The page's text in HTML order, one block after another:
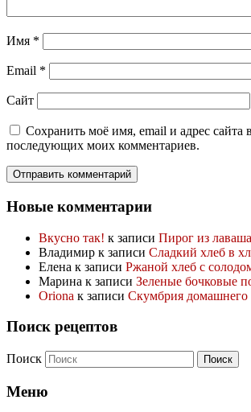
Имя *
Email *
Сайт
Сохранить моё имя, email и адрес сайта
последующих моих комментариев.
Новые комментарии
Вкусно так! к записи Пирог из лаваша
Владимир к записи Сладкий хлеб в
Елена к записи Ржаной хлеб с
Марина к записи Зеленые бочковые
Oriona к записи Скумбрия домашнего
Поиск рецептов
Поиск
Меню